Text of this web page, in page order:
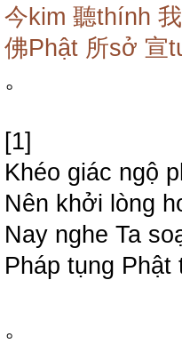
今kim 聽thính
佛Phật 所sở 宣
。
[1]
Khéo giác ngộ
Nên khởi lòng
Nay nghe Ta
Pháp tụng Phật
。